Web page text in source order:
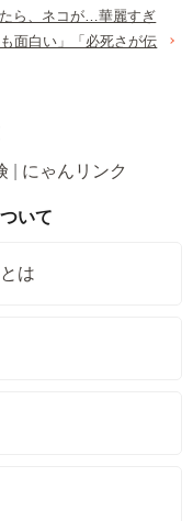
ら、ネコが…華麗すぎ
面白い」「必死さが伝
にゃんリンク
いて
は